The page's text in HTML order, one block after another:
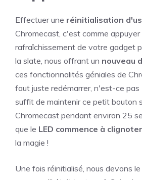
Effectuer une réinitialisation
Chromecast, c'est comme appuyer
rafraîchissement de votre gadget
la slate, nous offrant un nouveau
ces fonctionnalités géniales de
faut juste redémarrer, n'est-ce pas
suffit de maintenir ce petit bouton
Chromecast pendant environ 25
que le LED commence à clignoter
la magie !
Une fois réinitialisé, nous devons le